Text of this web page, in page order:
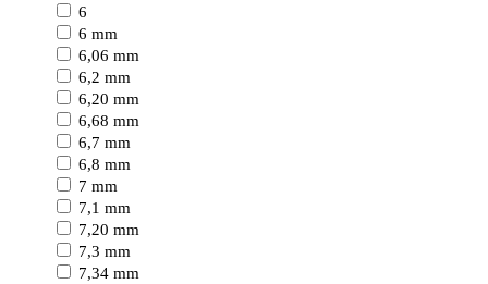
6
6 mm
6,06 mm
6,2 mm
6,20 mm
6,68 mm
6,7 mm
6,8 mm
7 mm
7,1 mm
7,20 mm
7,3 mm
7,34 mm